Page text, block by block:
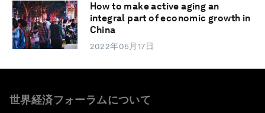
How to make active aging an
integral part of economic growth in
China
2022年05月17日
世界経済フォーラムについて